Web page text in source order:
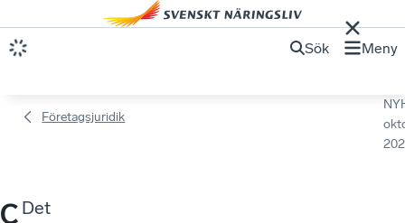
Sök Meny
Företagsjuridik
C Det